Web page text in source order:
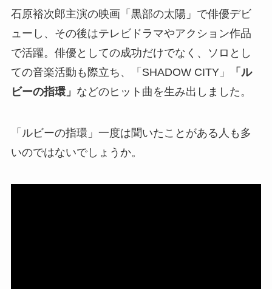
石原裕次郎主演の映画「黒部の太陽」で俳優デビ
ューし、その後はテレビドラマやアクション作品
で活躍。俳優としての成功だけでなく、ソロとし
ての音楽活動も際立ち、「SHADOW CITY」
「ル
ビーの指環」 などのヒット曲を生み出しました。
「ルビーの指環」一度は聞いたことがある人も多
いのではないでしょうか。